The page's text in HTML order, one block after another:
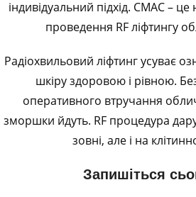
індивідуальний підхід. СМАС – це
проведення RF ліфтингу
Радіохвильовий ліфтинг усуває
шкіру здоровою і рівною.
оперативного втручання
зморшки йдуть. RF процедура
зовні, але і на
Запишіться